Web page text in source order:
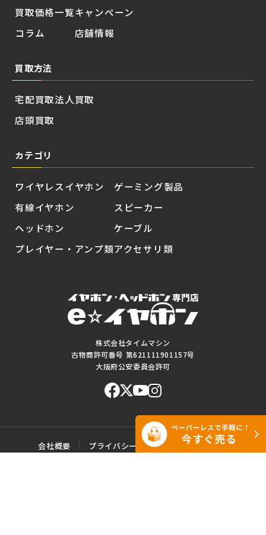
株式会社タイムマシン
古物商許可番号 第621111901157号
大阪府公安委員会許可
買取価格一覧
コラム
キャンペーン
店舗情報
買取方法
宅配買取
店頭買取
法人買取
カテゴリ
ワイヤレスイヤホン
有線イヤホン
ヘッドホン
プレイヤー・アンプ類
ゲーミング製品
スピーカー
ケーブル
アクセサリ類
会社概要 プライバシーポリシー
ご利用規約